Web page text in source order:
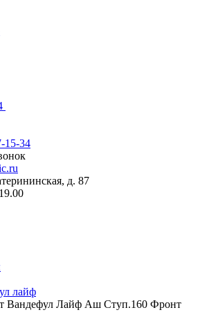
15-34
д. 87
лайф
Вандефул Лайф Аш Ступ.160 Фронт